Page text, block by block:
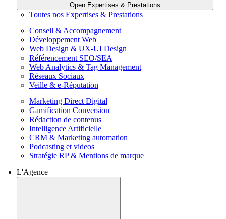
Open Expertises & Prestations
Toutes nos Expertises & Prestations
Conseil & Accompagnement
Développement Web
Web Design & UX-UI Design
Référencement SEO/SEA
Web Analytics & Tag Management
Réseaux Sociaux
Veille & e-Réputation
Marketing Direct Digital
Gamification Conversion
Rédaction de contenus
Intelligence Artificielle
CRM & Marketing automation
Podcasting et videos
Stratégie RP & Mentions de marque
L'Agence